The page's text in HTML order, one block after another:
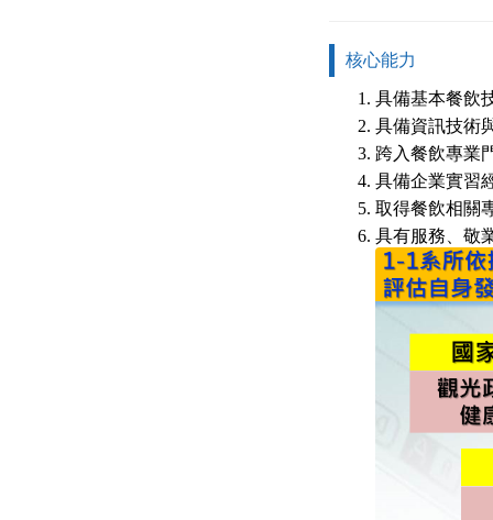
核心能力
具備基本餐飲
具備資訊技術
跨入餐飲專業
具備企業實習
取得餐飲相關
具有服務、敬